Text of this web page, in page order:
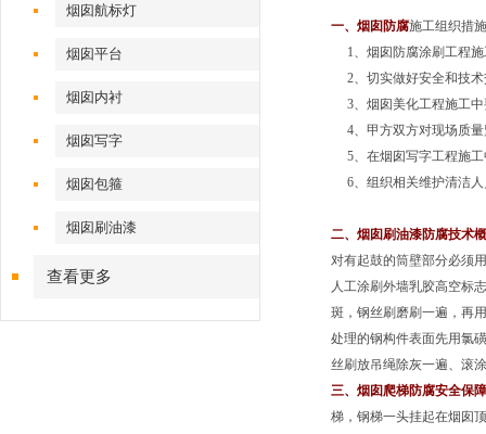
烟囱航标灯
烟囱平台
烟囱内衬
烟囱写字
烟囱包箍
烟囱刷油漆
查看更多
一、 烟囱防腐施工组织措
1、烟囱防腐涂刷工程施
2、切实做好安全和技术
3、烟囱美化工程施工中
4、甲方双方对现场质量
5、在烟囱写字工程施工
6、组织相关维护清洁人
二、烟囱刷油漆防腐技术
对有起鼓的筒壁部分必须
人工涂刷外墙乳胶高空标
斑，钢丝刷磨刷一遍，再
处理的钢构件表面先用氯
丝刷放吊绳除灰一遍、滚
三、烟囱爬梯防腐安全保
梯，钢梯一头挂起在烟囱